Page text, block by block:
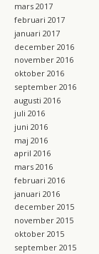
mars 2017
februari 2017
januari 2017
december 2016
november 2016
oktober 2016
september 2016
augusti 2016
juli 2016
juni 2016
maj 2016
april 2016
mars 2016
februari 2016
januari 2016
december 2015
november 2015
oktober 2015
september 2015